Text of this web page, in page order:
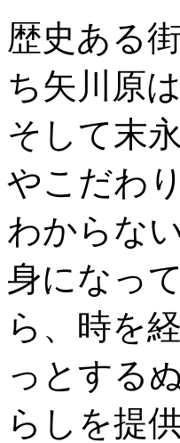
歴史ある
ち矢川原
そして末
やこだわ
わからな
身になっ
ら、時を
っとする
らしを提